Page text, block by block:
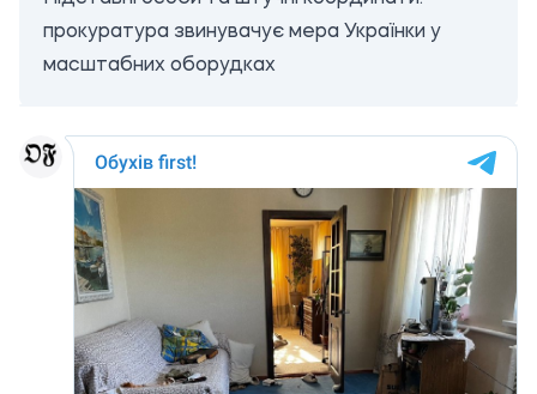
прокуратура звинувачує мера Українки у
масштабних оборудках